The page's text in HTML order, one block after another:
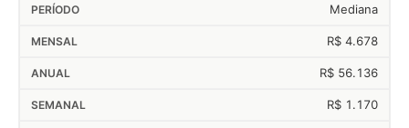
Mediana
R$ 4.678
R$ 56.136
R$ 1.170